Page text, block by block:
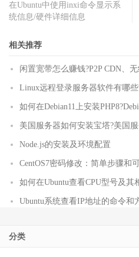
在Ubuntu中使用inxi命令显示系
统信息/硬件详细信息
相关推荐
闲置宽带怎么赚钱?P2P CDN、
Linux远程登录服务器软件有哪
如何在Debian11上安装
美国服务器如何安装宝塔?美国
Node.js的安装及环境配置
CentOS7密码修改：简单步骤和
如何在Ubuntu查看CPU型号及其
Ubuntu系统查看IP地址的命令和
分类